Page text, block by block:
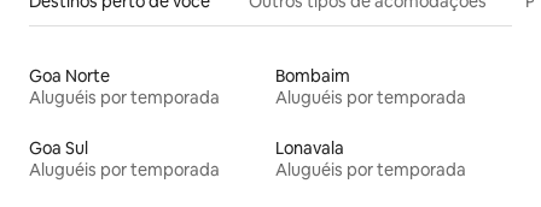
Goa Norte
Aluguéis por temporada
Bombaim
Aluguéis por temporada
Goa Sul
Aluguéis por temporada
Lonavala
Aluguéis por temporada